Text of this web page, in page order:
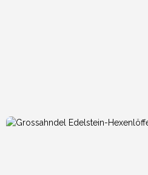
zu verleihen!